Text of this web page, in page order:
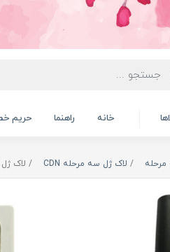
خانه راهنما حریم
لاک ژل سه مرحله CDN لاک ژل CDN کد 122